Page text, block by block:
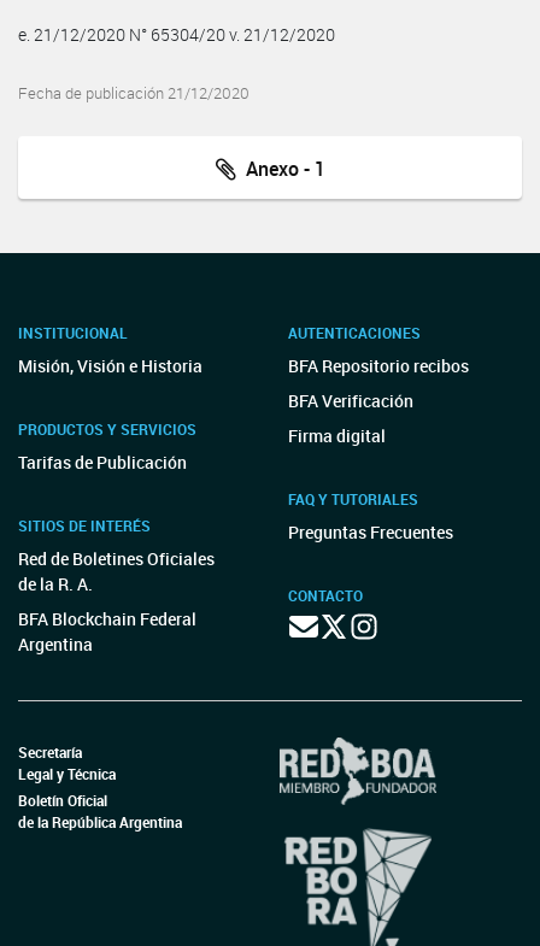
e. 21/12/2020 N° 65304/20 v. 21/12/2020
Fecha de publicación 21/12/2020
Anexo - 1
INSTITUCIONAL
Misión, Visión e Historia
PRODUCTOS Y SERVICIOS
Tarifas de Publicación
SITIOS DE INTERÉS
Red de Boletines Oficiales
de la R. A.
BFA Blockchain Federal
Argentina
AUTENTICACIONES
BFA Repositorio recibos
BFA Verificación
Firma digital
FAQ Y TUTORIALES
Preguntas Frecuentes
CONTACTO
Secretaría
Legal y Técnica
Boletín Oficial
de la República Argentina